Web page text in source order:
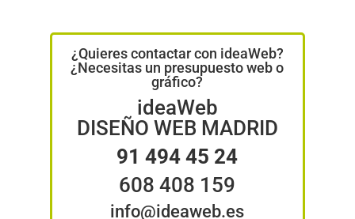
¿Quieres contactar con ideaWeb?
¿Necesitas un presupuesto web o
gráfico?
ideaWeb
DISEÑO WEB MADRID
91 494 45 24
608 408 159
info@ideaweb.es